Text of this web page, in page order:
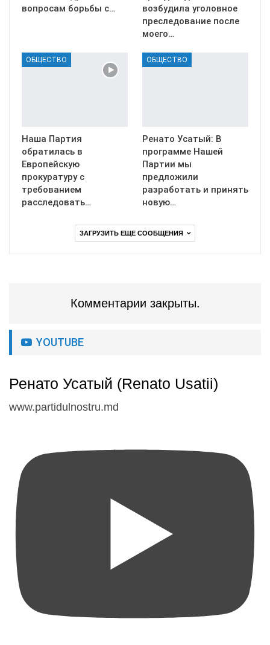
вопросам борьбы с…
возбудила уголовное
преследование после
моего…
ОБЩЕСТВО
Наша Партия
обратилась в
Европейскую
прокуратуру с
требованием
расследовать…
ОБЩЕСТВО
Ренато Усатый: В
программе Нашей
Партии мы
предложили
разработать и принять
новую…
ЗАГРУЗИТЬ ЕЩЕ СООБЩЕНИЯ
Комментарии закрыты.
YOUTUBE
Ренато Усатый (Renato Usatii)
www.partidulnostru.md